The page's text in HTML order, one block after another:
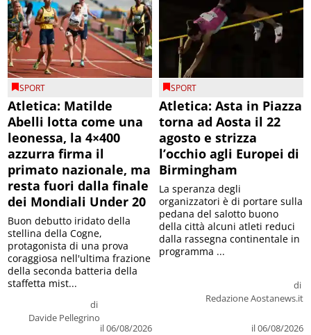
SPORT
Atletica: Matilde
Abelli lotta come una
leonessa, la 4×400
azzurra firma il
primato nazionale, ma
resta fuori dalla finale
dei Mondiali Under 20
di
Davide Pellegrino
il 06/08/2026
Buon debutto iridato della
stellina della Cogne,
protagonista di una prova
coraggiosa nell'ultima frazione
della seconda batteria della
staffetta mist...
SPORT
Atletica: Asta in Piazza
torna ad Aosta il 22
agosto e strizza
l’occhio agli Europei di
Birmingham
di
Redazione Aostanews.it
il 06/08/2026
La speranza degli
organizzatori è di portare sulla
pedana del salotto buono
della città alcuni atleti reduci
dalla rassegna continentale in
programma ...